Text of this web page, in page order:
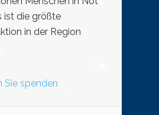
ist die größte
in der Region
Sie spenden